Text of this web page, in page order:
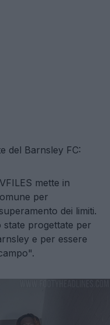
del Barnsley FC:
mette in
per
dei limiti.
state progettate per
e per essere